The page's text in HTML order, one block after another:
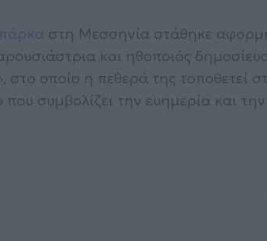
στη Μεσσηνία στάθηκε
και ηθοποιός
οποίο η πεθερά της τοποθετεί
συμβολίζει την ευημερία και την